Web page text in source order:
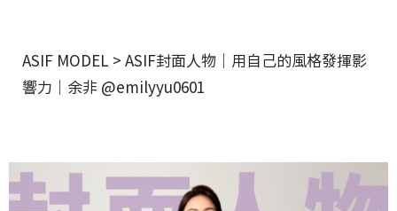
ASIF MODEL > ASIF封面人物｜用自己的風格發揮影
響力｜余非 @emilyyu0601